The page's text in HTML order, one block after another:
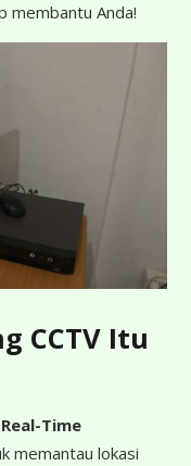
membantu Anda!
CCTV Itu
Time
memantau lokasi